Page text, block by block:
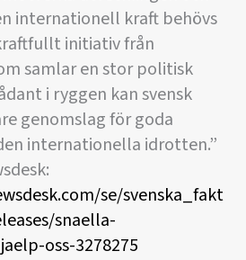
internationell kraft behövs
initiativ från
samlar en stor politisk
i ryggen kan svensk
genomslag för goda
internationella idrotten.”
se/svenska_fakt
snaella-
oss-3278275